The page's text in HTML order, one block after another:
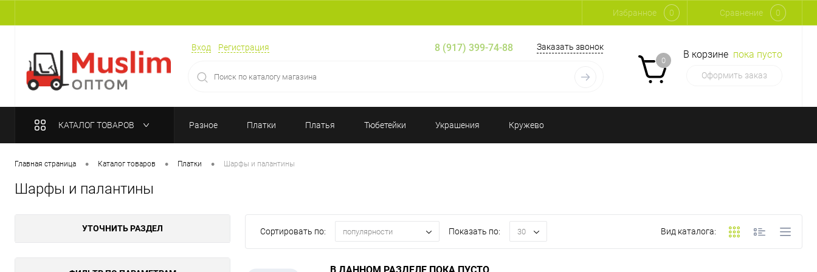
Избранное 0 Сравнение 0
Вход Регистрация 8 (917) 399-74-88 Заказать звонок
0
В корзине пока пусто
Оформить заказ
КАТАЛОГ ТОВАРОВ Разное Платки Платья Тюбетейки Украшения Кружево
Главная страница • Каталог товаров • Платки • Шарфы и палантины
Шарфы и палантины
УТОЧНИТЬ РАЗДЕЛ Сортировать по: популярности Показать по: 30 Вид каталога: